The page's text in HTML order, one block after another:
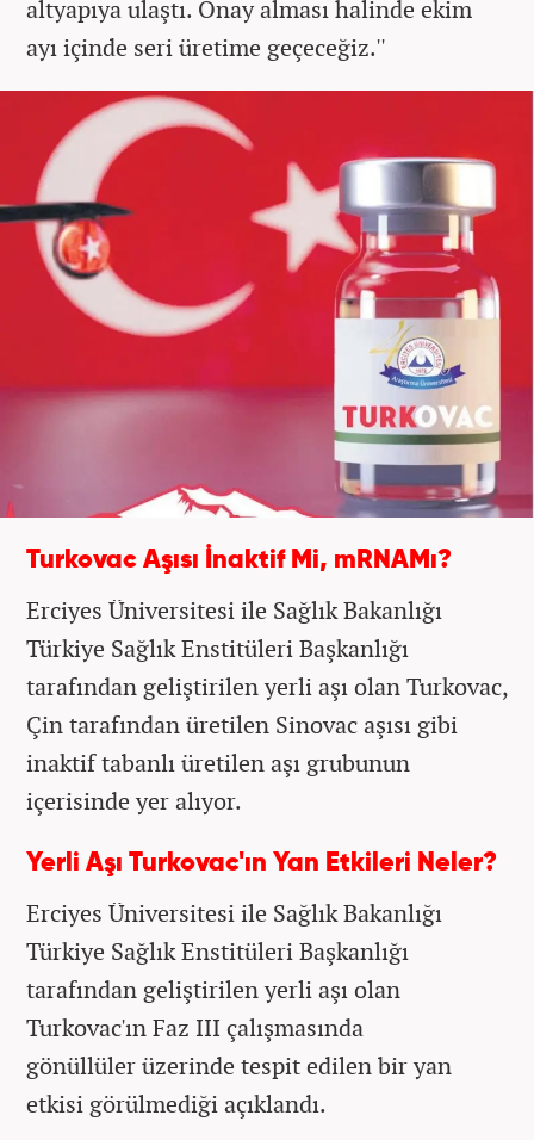
altyapıya ulaştı. Onay alması halinde ekim
ayı içinde seri üretime geçeceğiz.''
Turkovac Aşısı İnaktif Mi, mRNAMı?
Erciyes Üniversitesi ile Sağlık Bakanlığı
Türkiye Sağlık Enstitüleri Başkanlığı
tarafından geliştirilen yerli aşı olan Turkovac,
Çin tarafından üretilen Sinovac aşısı gibi
inaktif tabanlı üretilen aşı grubunun
içerisinde yer alıyor.
Yerli Aşı Turkovac'ın Yan Etkileri Neler?
Erciyes Üniversitesi ile Sağlık Bakanlığı
Türkiye Sağlık Enstitüleri Başkanlığı
tarafından geliştirilen yerli aşı olan
Turkovac'ınFaz III çalışmasında
gönüllüler üzerinde tespit edilen bir yan
etkisi görülmediği açıklandı.